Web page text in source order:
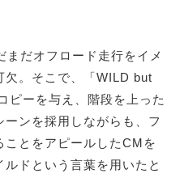
だオフロード走行をイメ
欠。そこで、「WILD but
ピーを与え、階段を上った
ンを採用しながらも、フ
ことをアピールしたCMを
ドという言葉を用いたと